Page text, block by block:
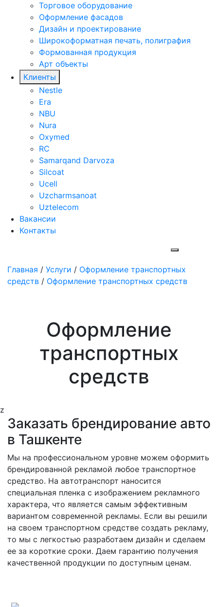
Торговое оборудование
Оформление фасадов
Дизайн и проектирование
Широкоформатная печать, полиграфия
Формованная продукция
Арт объекты
Клиенты
Nestle
Era
NBU
Nura
Oxymed
RC
Samarqand Darvoza
Silcoat
Ucell
Uzcharmsanoat
Uztelecom
Вакансии
Контакты
Главная / Услуги / Оформление транспортных
средств / Оформление транспортных средств
Оформление
транспортных
средств
z
Заказать брендирование авто
в Ташкенте
Мы на профессиональном уровне можем оформить
брендированной рекламой любое транспортное
средство. На автотранспорт наносится
специальная пленка с изображением рекламного
характера, что является самым эффективным
вариантом современной рекламы. Если вы решили
на своем транспортном средстве создать рекламу,
то мы с легкостью разработаем дизайн и сделаем
ее за короткие сроки. Даем гарантию получения
качественной продукции по доступным ценам.